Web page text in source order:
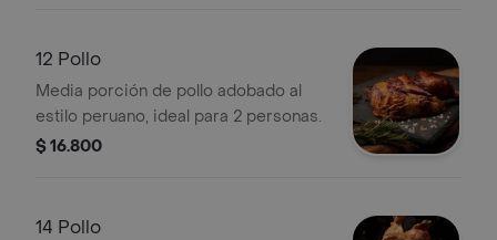
12 Pollo
Media porción de pollo adobado al
estilo peruano, ideal para 2 personas.
$ 16.800
14 Pollo